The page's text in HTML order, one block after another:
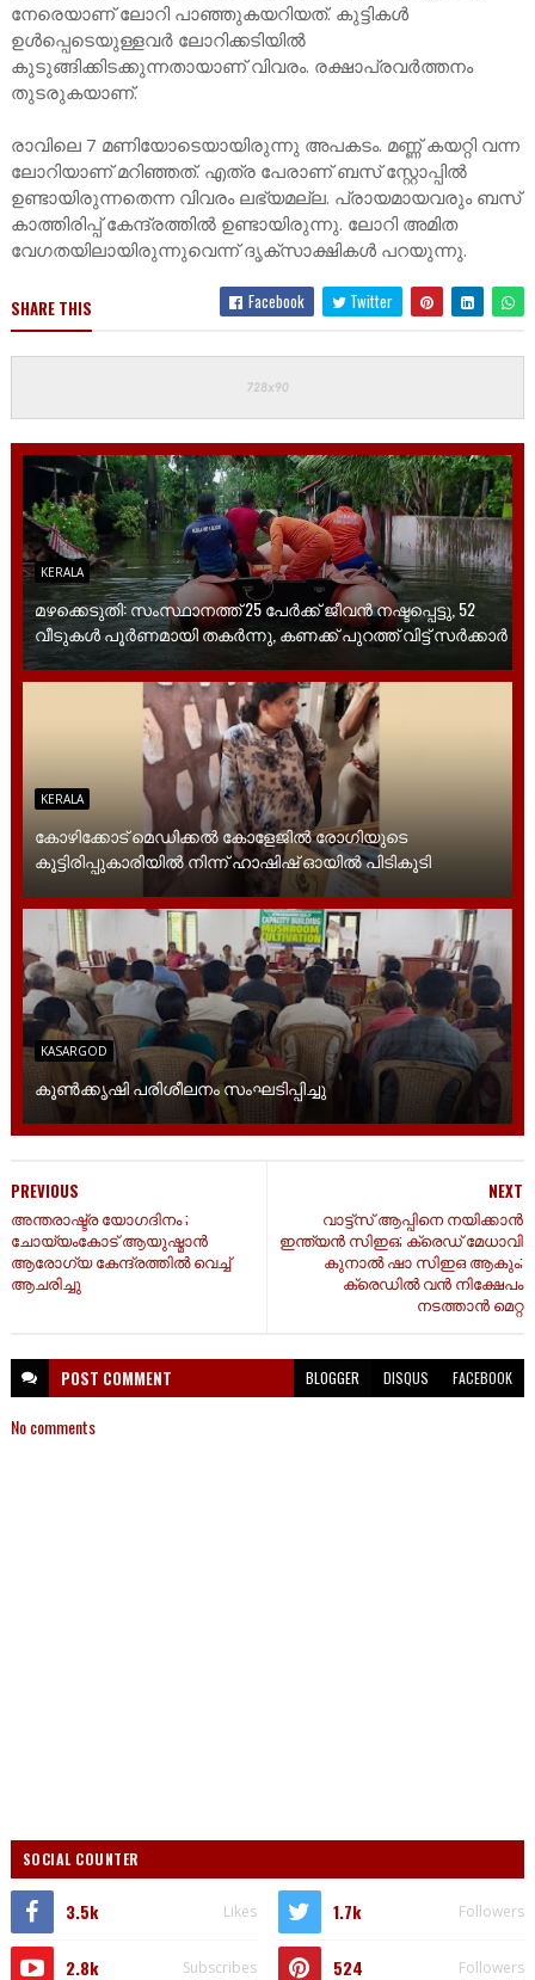
നേരെയാണ് ലോറി പാഞ്ഞുകയറിയത്. കുട്ടികള്‍
ഉള്‍പ്പെടെയുള്ളവര്‍ ലോറിക്കടിയില്‍
കുടുങ്ങിക്കിടക്കുന്നതായാണ് വിവരം. രക്ഷാപ്രവര്‍ത്തനം
തുടരുകയാണ്.
രാവിലെ 7 മണിയോടെയായിരുന്നു അപകടം. മണ്ണ് കയറ്റി വന്ന
ലോറിയാണ് മറിഞ്ഞത്. എത്ര പേരാണ് ബസ് സ്റ്റോപ്പില്‍
ഉണ്ടായിരുന്നതെന്ന വിവരം ലഭ്യമല്ല. പ്രായമായവരും ബസ്
കാത്തിരിപ്പ് കേന്ദ്രത്തില്‍ ഉണ്ടായിരുന്നു. ലോറി അമിത
വേഗതയിലായിരുന്നുവെന്ന് ദൃക്‌സാക്ഷികള്‍ പറയുന്നു.
SHARE THIS Facebook Twitter
KERALA
മഴക്കെടുതി: സംസ്ഥാനത്ത് 25 പേർക്ക് ജീവൻ നഷ്ടപ്പെട്ടു, 52
വീ‌ടുകൾ പൂർണമായി തകർന്നു, കണക്ക് പുറത്ത് വിട്ട് സർക്കാർ
KERALA
കോഴിക്കോട് മെഡിക്കൽ കോളേജിൽ രോഗിയുടെ
കൂട്ടിരിപ്പുകാരിയിൽ നിന്ന് ഹാഷിഷ് ഓയിൽ പിടികൂടി
KASARGOD
കൂൺക്കൃഷി പരിശീലനം സംഘടിപ്പിച്ചു
NEXT
വാട്ട്സ് ആപ്പിനെ നയിക്കാൻ
ഇന്ത്യൻ സിഇഒ; ക്രെഡ് മേധാവി
കുനാൽ ഷാ സിഇഒ ആകും;
ക്രെഡിൽ വൻ നിക്ഷേപം
നടത്താൻ മെറ്റ
PREVIOUS
അന്തരാഷ്ട്ര യോഗദിനം ;
ചോയ്യംകോട് ആയുഷ്മാൻ
ആരോഗ്യ കേന്ദ്രത്തിൽ വെച്ച്
ആചരിച്ചു
POST COMMENT BLOGGER DISQUS FACEBOOK
No comments
SOCIAL COUNTER
3.5k Likes 1.7k Followers
2.8k Subscribes 524 Followers